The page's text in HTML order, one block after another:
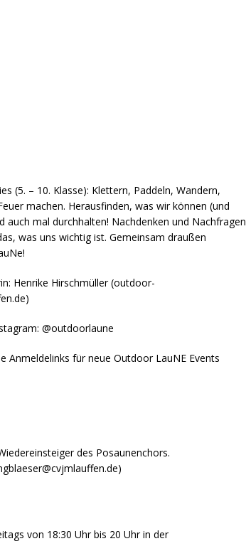
(5. – 10. Klasse): Klettern, Paddeln, Wandern,
machen. Herausfinden, was wir können (und
auch mal durchhalten! Nachdenken und Nachfragen
was uns wichtig ist. Gemeinsam draußen
Henrike Hirschmüller (outdoor-
@outdoorlaune
Anmeldelinks für neue Outdoor LauNE Events
des Posaunenchors.
von 18:30 Uhr bis 20 Uhr in der